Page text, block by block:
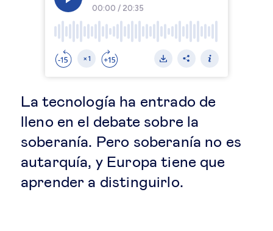
Emprendimiento
Tecnología jurídica
Cohesión social & integración
Gestión de la diversidad
La tecnología ha entrado de
lleno en el debate sobre la
soberanía. Pero soberanía no es
autarquía, y Europa tiene que
aprender a distinguirlo.